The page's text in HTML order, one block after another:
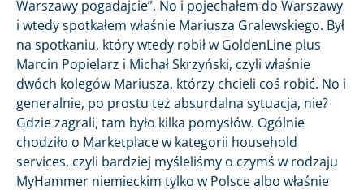
Warszawy pogadajcie”. No i pojechałem do Warszawy
i wtedy spotkałem właśnie Mariusza Gralewskiego. Był
na spotkaniu, który wtedy robił w GoldenLine plus
Marcin Popielarz i Michał Skrzyński, czyli właśnie
dwóch kolegów Mariusza, którzy chcieli coś robić. No i
generalnie, po prostu też absurdalna sytuacja, nie?
Gdzie zagrali, tam było kilka pomysłów. Ogólnie
chodziło o Marketplace w kategorii household
services, czyli bardziej myśleliśmy o czymś w rodzaju
MyHammer niemieckim tylko w Polsce albo właśnie